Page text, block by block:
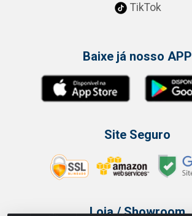
TikTok
Baixe já nosso APP
Site Seguro
Loja / Showroom